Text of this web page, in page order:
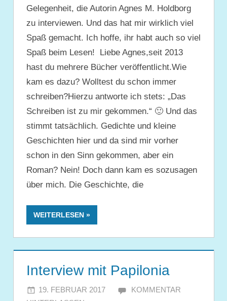
Gelegenheit, die Autorin Agnes M. Holdborg
zu interviewen. Und das hat mir wirklich viel
Spaß gemacht. Ich hoffe, ihr habt auch so viel
Spaß beim Lesen! Liebe Agnes,seit 2013
hast du mehrere Bücher veröffentlicht.Wie
kam es dazu? Wolltest du schon immer
schreiben?Hierzu antworte ich stets: „Das
Schreiben ist zu mir gekommen.“ 🙂 Und das
stimmt tatsächlich. Gedichte und kleine
Geschichten hier und da sind mir vorher
schon in den Sinn gekommen, aber ein
Roman? Nein! Doch dann kam es sozusagen
über mich. Die Geschichte, die
WEITERLESEN
Interview mit Papilonia
19. FEBRUAR 2017 JULIA
KOMMENTAR